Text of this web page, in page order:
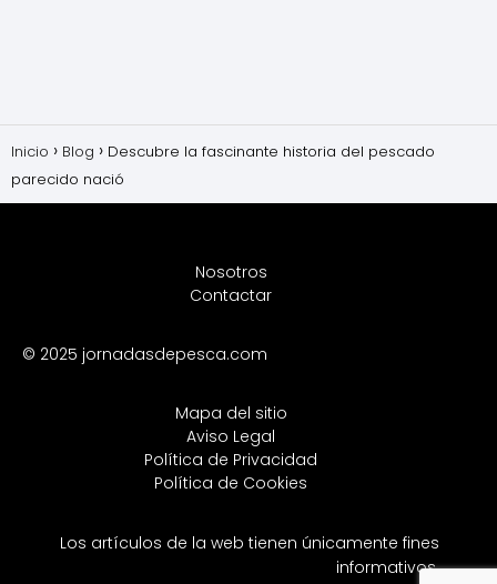
Inicio Blog
Descubre la fascinante historia del pescado
parecido nació
Nosotros
Contactar
© 2025 jornadasdepesca.com
Mapa del sitio
Aviso Legal
Política de Privacidad
Política de Cookies
Los artículos de la web tienen únicamente fines
informativos.